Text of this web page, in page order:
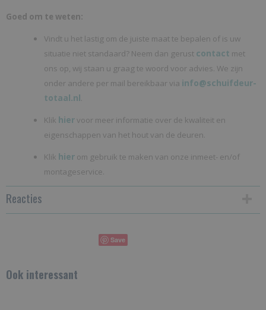
Goed om te weten:
Vindt u het lastig om de juiste maat te bepalen of is uw
situatie niet standaard? Neem dan gerust contact met
ons op, wij staan u graag te woord voor advies. We zijn
onder andere per mail bereikbaar via info@schuifdeur-
totaal.nl.
Klik hiervoor meer informatie over de kwaliteit en
eigenschappen van het hout van de deuren.
Klik hier om gebruik te maken van onze inmeet- en/of
montageservice.
Reacties
Save
Ook interessant